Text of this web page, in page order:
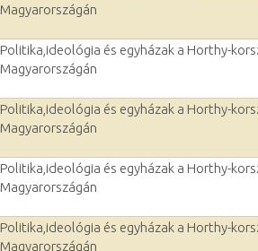
Magyarországán
Politika,ideológia és egyházak a Horthy-
Magyarországán
Politika,ideológia és egyházak a Horthy-
Magyarországán
Politika,ideológia és egyházak a Horthy-
Magyarországán
Politika,ideológia és egyházak a Horthy-
Magyarországán